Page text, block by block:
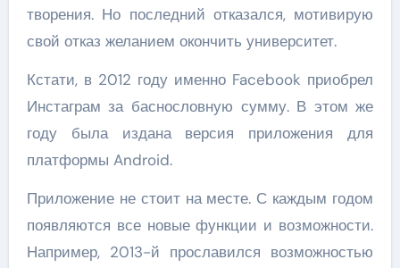
творения. Но последний отказался, мотивирую
свой отказ желанием окончить университет.
Кстати, в 2012 году именно Facebook приобрел
Инстаграм за баснословную сумму. В этом же
году была издана версия приложения для
платформы Android.
Приложение не стоит на месте. С каждым годом
появляются все новые функции и возможности.
Например, 2013-й прославился возможностью